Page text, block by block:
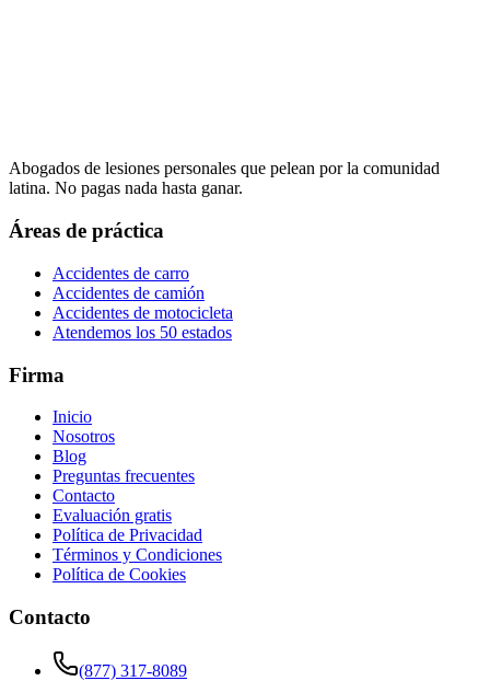
Abogados de lesiones personales que pelean por la comunidad
latina. No pagas nada hasta ganar.
Áreas de práctica
Accidentes de carro
Accidentes de camión
Accidentes de motocicleta
Atendemos los 50 estados
Firma
Inicio
Nosotros
Blog
Preguntas frecuentes
Contacto
Evaluación gratis
Política de Privacidad
Términos y Condiciones
Política de Cookies
Contacto
(877) 317-8089